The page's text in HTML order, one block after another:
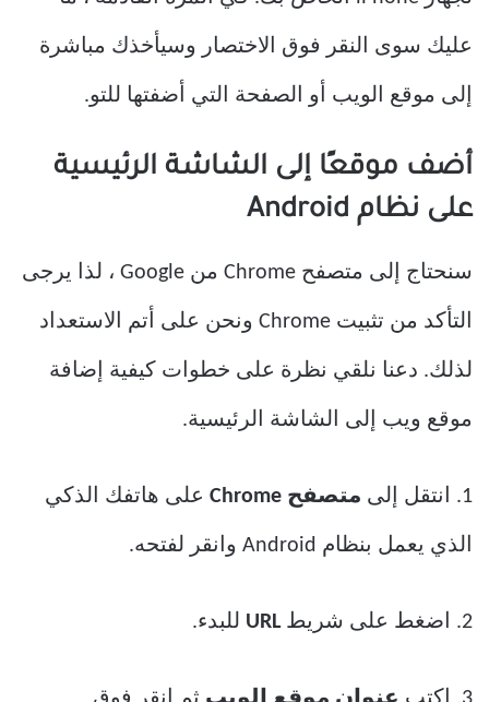
عليك سوى النقر فوق الاختصار وسيأخذك مباشرة
إلى موقع الويب أو الصفحة التي أضفتها للتو.
أضف موقعًا إلى الشاشة الرئيسية
على نظام Android
سنحتاج إلى متصفح Chrome من Google ، لذا يرجى
التأكد من تثبيت Chrome ونحن على أتم الاستعداد
لذلك. دعنا نلقي نظرة على خطوات كيفية إضافة
موقع ويب إلى الشاشة الرئيسية.
1. انتقل إلى متصفح Chrome على هاتفك الذكي
الذي يعمل بنظام Android وانقر لفتحه.
2. اضغط على شريط URL للبدء.